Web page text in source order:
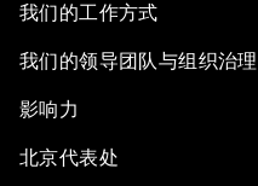
我们的工作方式
我们的领导团队与组织治理
影响力
北京代表处